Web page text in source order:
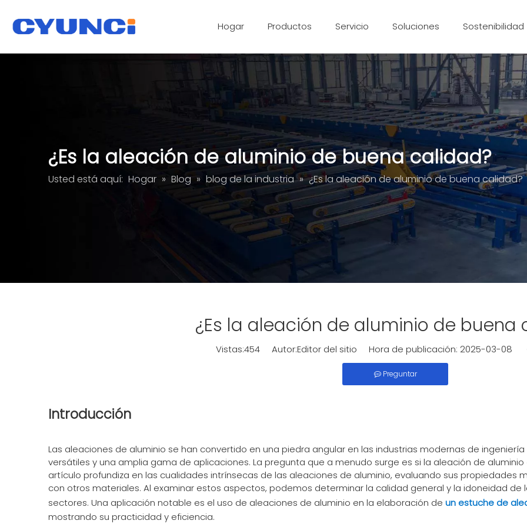
Hogar Productos Servicio Soluciones Sostenibilidad
¿Es la aleación de aluminio de buena calidad?
Usted está aquí: Hogar » Blog » blog de la industria » ¿Es la aleación de aluminio de buena calidad?
¿Es la aleación de aluminio de buena
Vistas:454Autor:Editor del sitio Hora de publicación: 2025-03-08
Preguntar
Introducción
Las aleaciones de aluminio se han convertido en una piedra angular en las industrias modernas de
versátiles y una amplia gama de aplicaciones. La pregunta que a menudo surge es si la aleación de
artículo profundiza en las cualidades intrínsecas de las aleaciones de aluminio, evaluando sus propiedades
con otros materiales. Al examinar estos aspectos, podemos determinar la calidad general y la idoneidad
sectores. Una aplicación notable es el uso de aleaciones de aluminio en la elaboración de un estuche de
mostrando su practicidad y eficiencia.